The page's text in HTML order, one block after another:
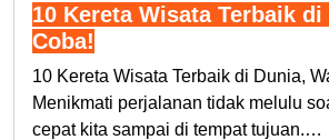
10 Kereta Wisata Terbaik
Coba!
10 Kereta Wisata Terbaik di Dunia,
Menikmati perjalanan tidak melulu
cepat kita sampai di tempat tujuan.…